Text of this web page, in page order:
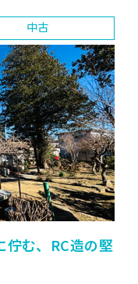
中古
佇む、RC造の堅